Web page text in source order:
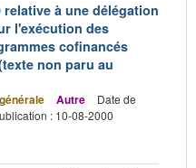
à une délégation
l'exécution des
cofinancés
non paru au
Autre
Date de
: 10-08-2000